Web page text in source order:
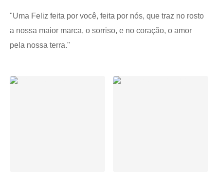
"Uma Feliz feita por você, feita por nós, que traz no rosto
a nossa maior marca, o sorriso, e no coração, o amor
pela nossa terra."